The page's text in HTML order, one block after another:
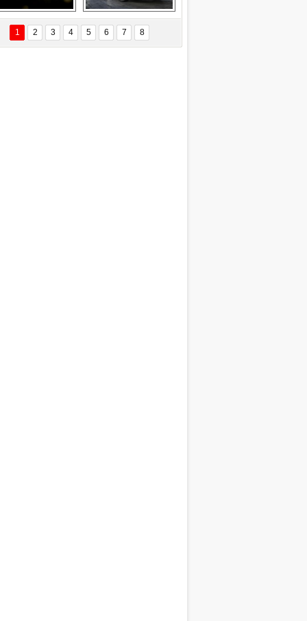
Delta uçağına
yıldırım çarptı
Ford Focus RS
(2015)
1 2 3 4 5 6 7 8